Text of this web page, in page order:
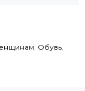
, Обувь,